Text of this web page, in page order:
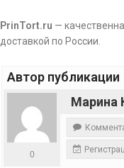
PrinTort.ru —
доставкой по России.
Автор публикации
Марина
0